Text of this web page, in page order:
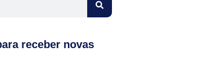
receber novas